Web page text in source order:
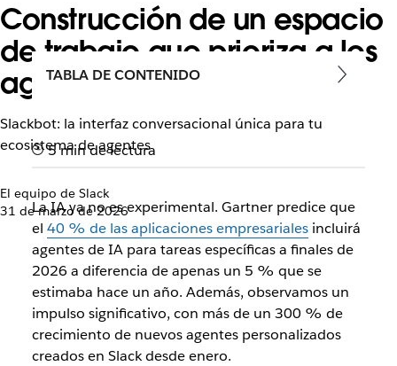
Construcción de un espacio
de trabajo que prioriza a los
agentes en Slack
Slackbot: la interfaz conversacional única para tu
ecosistema de agentes
El equipo de Slack
31 de marzo de 2026
TABLA DE CONTENIDO
5 min de lectura
La IA ya no es experimental. Gartner predice que
el 40 % de las aplicaciones empresarialesincluirá
agentes de IA para tareas específicas a finales de
2026 a diferencia de apenas un 5 % que se
estimaba hace un año. Además, observamos un
impulso significativo, con más de un 300 % de
crecimiento de nuevos agentes personalizados
creados en Slack desde enero.